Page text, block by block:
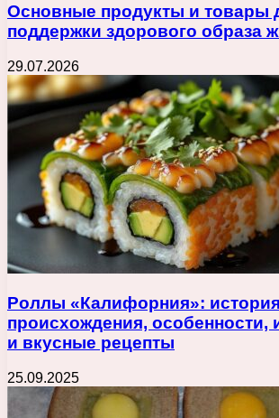
Основные продукты и товары
поддержки здорового образа
29.07.2026
Роллы «Калифорния»: история
происхождения, особенности,
и вкусные рецепты
25.09.2025